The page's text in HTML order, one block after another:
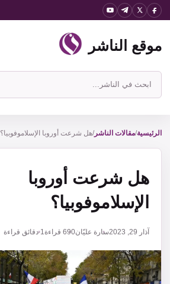
انتقل
المحتوى
موقع الناشر
ابحث
في
الناشر
الرئيسية/مقالات الناشر/هل شرعت أوروبا الإسلاموفوبيا؟
هل شرعت أوروبا
الإسلاموفوبيا؟
آذار 29, 2023 سارة عليّان690 قراءة1 دقائق قراءة